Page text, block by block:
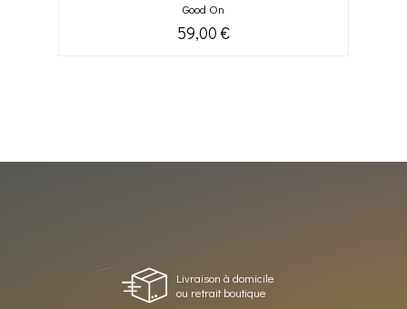
Good On
59,00 €
Livraison à domicile
ou retrait boutique